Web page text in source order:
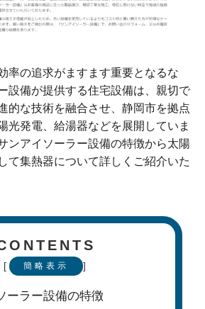
率の追求がますます重要となるな
設備が提供する住宅設備は、親切で
的な技術を融合させ、静岡市を拠点
光発電、給湯器などを展開していま
ンアイソーラー設備の特徴から太陽
て集熱器について詳しくご紹介いた
[ 簡略表示 ]
ーラー設備の特徴